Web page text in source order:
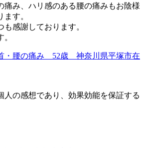
痛み、ハリ感のある腰の痛みもお陰様
す。
感謝しております。
人の感想であり、効果効能を保証する